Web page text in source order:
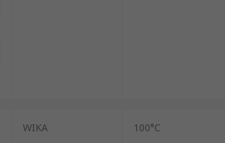
WIKA 100°C